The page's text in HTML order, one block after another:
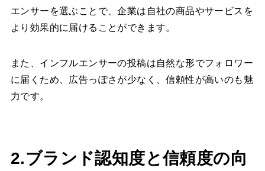
エンサーを選ぶことで、企業は自社の商品やサービスを
より効果的に届けることができます。
また、インフルエンサーの投稿は自然な形でフォロワー
に届くため、広告っぽさが少なく、信頼性が高いのも魅
力です。
2.ブランド認知度と信頼度の向